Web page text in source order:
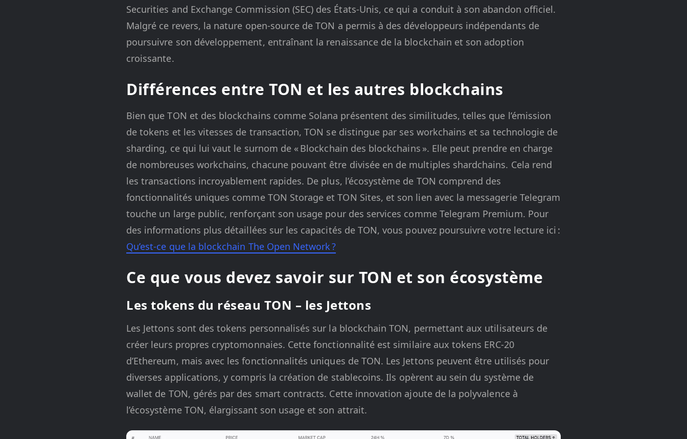
Securities and Exchange Commission (SEC) des États-Unis, ce qui a conduit à son abandon officiel.
Malgré ce revers, la nature open-source de TON a permis à des développeurs indépendants de
poursuivre son développement, entraînant la renaissance de la blockchain et son adoption
croissante.
Différences entre TON et les autres blockchains
Bien que TON et des blockchains comme Solana présentent des similitudes, telles que l’émission
de tokens et les vitesses de transaction, TON se distingue par ses workchains et sa technologie de
sharding, ce qui lui vaut le surnom de « Blockchain des blockchains ». Elle peut prendre en charge
de nombreuses workchains, chacune pouvant être divisée en de multiples shardchains. Cela rend
les transactions incroyablement rapides. De plus, l’écosystème de TON comprend des
fonctionnalités uniques comme TON Storage et TON Sites, et son lien avec la messagerie Telegram
touche un large public, renforçant son usage pour des services comme Telegram Premium. Pour
des informations plus détaillées sur les capacités de TON, vous pouvez poursuivre votre lecture ici :
Qu’est-ce que la blockchain The Open Network ?
Ce que vous devez savoir sur TON et son écosystème
Les tokens du réseau TON – les Jettons
Les Jettons sont des tokens personnalisés sur la blockchain TON, permettant aux utilisateurs de
créer leurs propres cryptomonnaies. Cette fonctionnalité est similaire aux tokens ERC-20
d’Ethereum, mais avec les fonctionnalités uniques de TON. Les Jettons peuvent être utilisés pour
diverses applications, y compris la création de stablecoins. Ils opèrent au sein du système de
wallet de TON, gérés par des smart contracts. Cette innovation ajoute de la polyvalence à
l’écosystème TON, élargissant son usage et son attrait.